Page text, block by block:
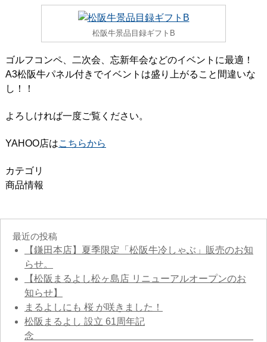
松阪牛景品目録ギフトB
ゴルフコンペ、二次会、忘新年会などのイベントに最適！
A3松阪牛パネル付きでイベントは盛り上がること間違いな
し！！
よろしければ一度ご覧ください。
YAHOO店はこちらから
カテゴリ
商品情報
最近の投稿
【鎌田本店】夏季限定「松阪牛冷しゃぶ」販売のお知
らせ。
【松阪まるよし松ヶ島店 リニューアルオープンのお
知らせ】
まるよしにも 桜 が咲きました！
松阪まるよし 設立 61周年記
念